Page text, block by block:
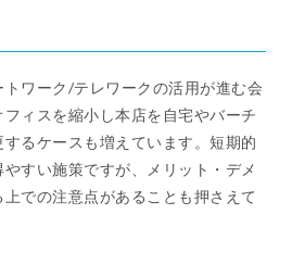
ワーク/テレワークの活用が進む会
ィスを縮小し本店を自宅やバーチ
るケースも増えています。短期的
すい施策ですが、メリット・デメ
での注意点があることも押さえて